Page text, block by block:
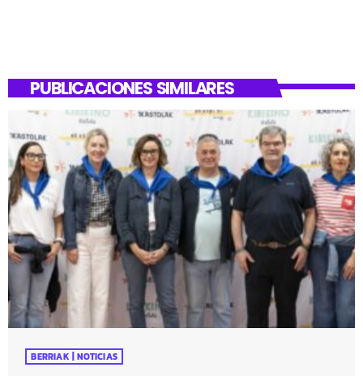
PUBLICACIONES SIMILARES
BERRIAK | NOTICIAS